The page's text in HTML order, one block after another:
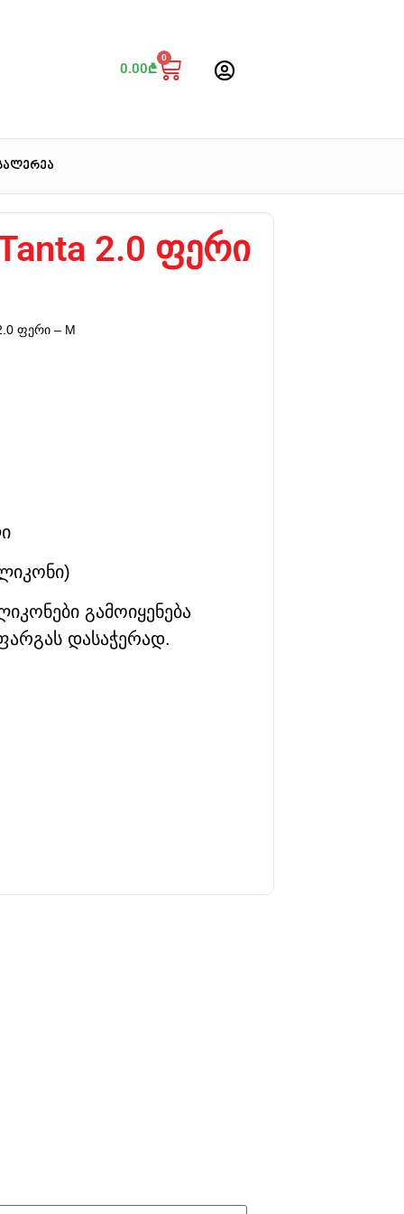
0.00₾
0
2.0 ფერი
ფერი – M
გამოიყენება
დასაჭერად.